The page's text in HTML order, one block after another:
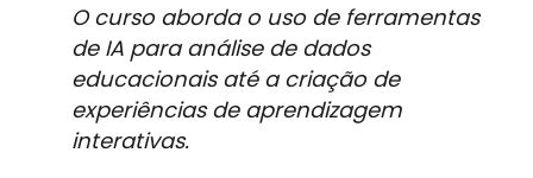
O curso aborda o uso de ferramentas
de IA para análise de dados
educacionais até a criação de
experiências de aprendizagem
interativas.